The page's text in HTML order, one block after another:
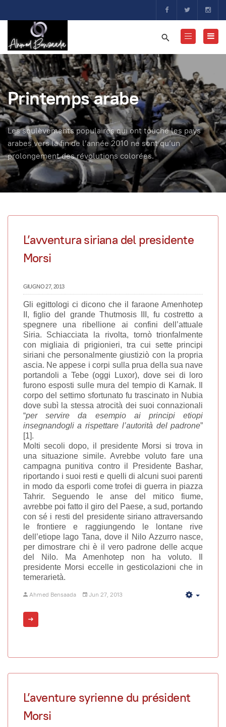
Printemps arabe
Les soulèvements populaires qui ont touché les pays
arabes vers la fin de l’année 2010 ne sont qu’un
prolongement des révolutions colorées.
L’avventura siriana del presidente
Morsi
GIUGNO 27, 2013
Gli egittologi ci dicono che il faraone Amenhotep
II, figlio del grande Thutmosis III, fu costretto a
spegnere una ribellione ai confini dell’attuale
Siria. Schiacciata la rivolta, tornò trionfalmente
con migliaia di prigionieri, tra cui sette principi
siriani che personalmente giustiziò con la propria
ascia. Ne appese i corpi sulla prua della sua nave
portandoli a Tebe (oggi Luxor), dove sei di loro
furono esposti sulle mura del tempio di Karnak. Il
corpo del settimo sfortunato fu trascinato in Nubia
dove subì la stessa atrocità dei suoi connazionali
“per servire da esempio ai principi etiopi
insegnandogli a rispettare l’autorità del padrone”
[1].
Molti secoli dopo, il presidente Morsi si trova in
una situazione simile. Avrebbe voluto fare una
campagna punitiva contro il Presidente Bashar,
riportando i suoi resti e quelli di alcuni suoi parenti
in modo da esporli come trofei di guerra in piazza
Tahrir. Seguendo le anse del mitico fiume,
avrebbe poi fatto il giro del Paese, a sud, portando
con sé i resti del presidente siriano attraversando
le frontiere e raggiungendo le lontane rive
dell’etiope lago Tana, dove il Nilo Azzurro nasce,
per dimostrare chi è il vero padrone delle acque
del Nilo. Ma Amenhotep non ha voluto. Il
presidente Morsi eccelle in gesticolazioni che in
temerarietà.
Ahmed Bensaada Jun 27, 2013
L’aventure syrienne du président
Morsi